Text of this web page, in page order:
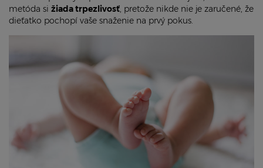
metóda si žiada trpezlivosť, pretože nikde nie je zaručené, že
dieťatko pochopí vaše snaženie na prvý pokus.